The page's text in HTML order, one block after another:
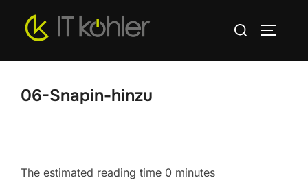
Inhalt
Suchen
06-Snapin-hinzu
The estimated reading time 0 minutes